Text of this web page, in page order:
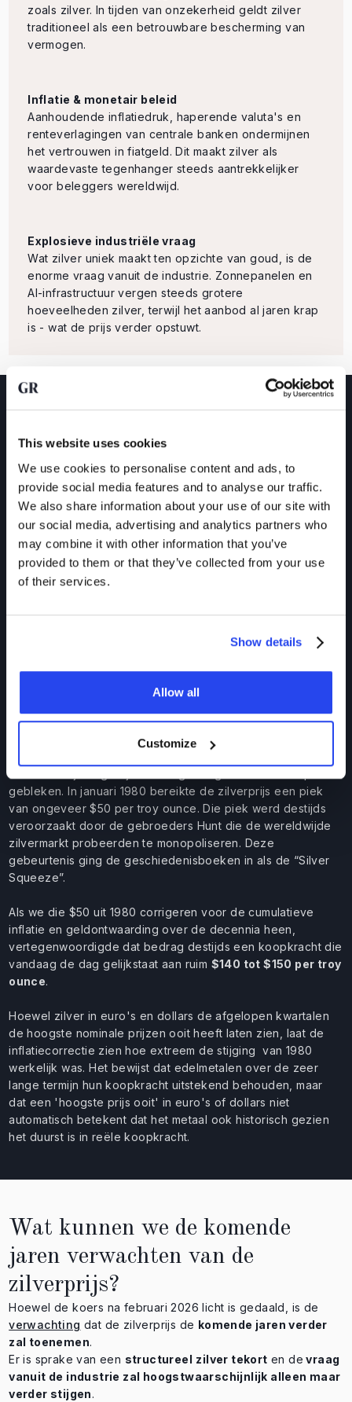
This website uses cookies
We use cookies to personalise content and ads, to
provide social media features and to analyse our traffic.
We also share information about your use of our site with
our social media, advertising and analytics partners who
may combine it with other information that you’ve
provided to them or that they’ve collected from your use
of their services.
Show details
Allow all
Customize
zoals zilver. In tijden van onzekerheid geldt zilver
traditioneel als een betrouwbare bescherming van
vermogen.
Inflatie & monetair beleid
Aanhoudende inflatiedruk, haperende valuta's en
renteverlagingen van centrale banken ondermijnen
het vertrouwen in fiatgeld. Dit maakt zilver als
waardevaste tegenhanger steeds aantrekkelijker
voor beleggers wereldwijd.
Explosieve industriële vraag
Wat zilver uniek maakt ten opzichte van goud, is de
enorme vraag vanuit de industrie. Zonnepanelen en
AI-infrastructuur vergen steeds grotere
hoeveelheden zilver, terwijl het aanbod al jaren krap
is - wat de prijs verder opstuwt.
Zilverprijs record gecorrigeerd
Hoewel de zilverkoers begin 2026 alle eerdere records
heeft verbroken, krijgt de koers wel een andere lading
koers.
gebleken. In januari 1980 bereikte de zilverprijs een piek
van ongeveer $50 per troy ounce. Die piek werd destijds
veroorzaakt door de gebroeders Hunt die de wereldwijde
zilvermarkt probeerden te monopoliseren. Deze
gebeurtenis ging de geschiedenisboeken in als de “Silver
Squeeze”.
Als we die $50 uit 1980 corrigeren voor de cumulatieve
inflatie en geldontwaarding over de decennia heen,
vertegenwoordigde dat bedrag destijds een koopkracht die
vandaag de dag gelijkstaat aan ruim $140 tot $150 per troy
ounce.
Hoewel zilver in euro's en dollars de afgelopen kwartalen
de hoogste nominale prijzen ooit heeft laten zien, laat de
inflatiecorrectie zien hoe extreem de stijging van 1980
werkelijk was. Het bewijst dat edelmetalen over de zeer
lange termijn hun koopkracht uitstekend behouden, maar
dat een 'hoogste prijs ooit' in euro's of dollars niet
automatisch betekent dat het metaal ook historisch gezien
het duurst is in reële koopkracht.
Wat kunnen we de komende
jaren verwachten van de
zilverprijs?
Hoewel de koers na februari 2026 licht is gedaald, is de
verwachting dat de zilverprijs de komende jaren verder
zal toenemen.
Er is sprake van een structureel zilver tekort en de vraag
vanuit de industrie zal hoogstwaarschijnlijk alleen maar
verder stijgen.